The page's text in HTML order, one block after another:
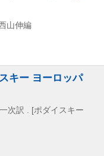
山伸編
キー ヨーロッパ
次訳 . [ポダイスキー